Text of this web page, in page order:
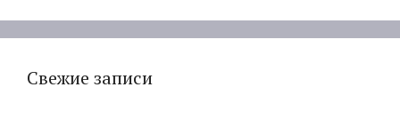
Свежие записи